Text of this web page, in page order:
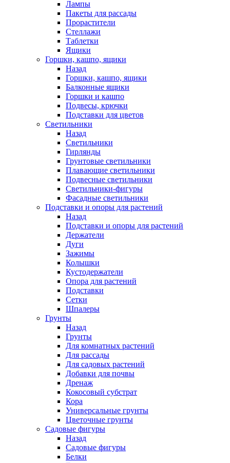
Лампы
Пакеты для рассады
Прорастители
Стеллажи
Таблетки
Ящики
Горшки, кашпо, ящики
Назад
Горшки, кашпо, ящики
Балконные ящики
Горшки и кашпо
Подвесы, крючки
Подставки для цветов
Светильники
Назад
Светильники
Гирлянды
Грунтовые светильники
Плавающие светильники
Подвесные светильники
Светильники-фигуры
Фасадные светильники
Подставки и опоры для растений
Назад
Подставки и опоры для растений
Держатели
Дуги
Зажимы
Колышки
Кустодержатели
Опора для растений
Подставки
Сетки
Шпалеры
Грунты
Назад
Грунты
Для комнатных растений
Для рассады
Для садовых растений
Добавки для почвы
Дренаж
Кокосовый субстрат
Кора
Универсальные грунты
Цветочные грунты
Садовые фигуры
Назад
Садовые фигуры
Белки